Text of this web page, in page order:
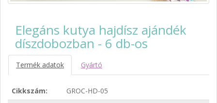
Elegáns kutya hajdísz ajándék
díszdobozban - 6 db-os
Termék adatok Gyártó
Cikkszám:
GROC-HD-05